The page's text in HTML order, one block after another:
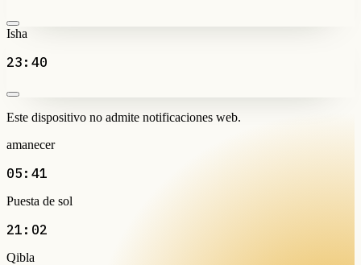
Isha
23:40
Este dispositivo no admite notificaciones web.
amanecer
05:41
Puesta de sol
21:02
Qibla